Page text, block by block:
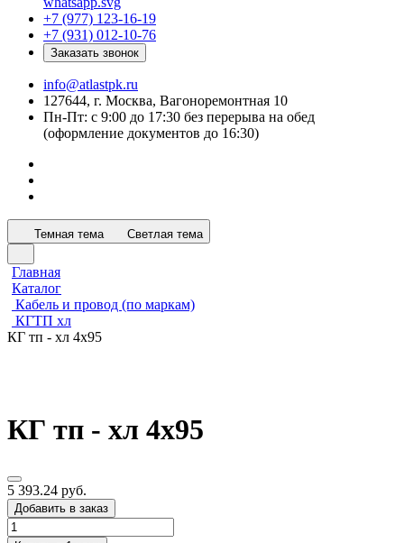
+7 (977) 123-16-19
+7 (931) 012-10-76
Заказать звонок
info@atlastpk.ru
127644, г. Москва, Вагоноремонтная 10
Пн-Пт: с 9:00 до 17:30 без перерыва на обед
(оформление документов до 16:30)
Темная тема Светлая тема
Главная
Каталог
Кабель и провод (по маркам)
КГТП хл
КГ тп - хл 4х95
КГ тп - хл 4х95
5 393.24 руб.
Добавить в заказ